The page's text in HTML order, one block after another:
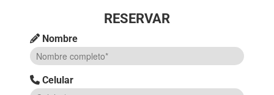
RESERVAR
Nombre
Celular